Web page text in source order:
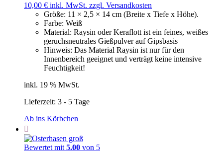
10,00 € inkl. MwSt. zzgl. Versandkosten
Größe: 11 × 2,5 × 14 cm (Breite x Tiefe x Höhe).
Farbe: Weiß
Material: Raysin oder Keraflott ist ein feines, weißes
geruchsneutrales Gießpulver auf Gipsbasis
Hinweis: Das Material Raysin ist nur für den
Innenbereich geeignet und verträgt keine intensive
Feuchtigkeit!
inkl. 19 % MwSt.
Lieferzeit: 3 - 5 Tage
Ab ins Körbchen
Bewertet mit 5.00 von 5